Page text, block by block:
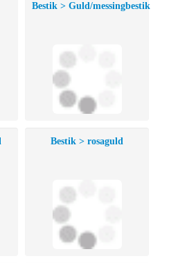
Bestik > Guld/messingbestik
Bestik > rosaguld